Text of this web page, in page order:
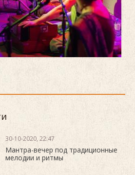
30-10-2020, 22:47
Мантра-вечер под традиционные
мелодии и ритмы